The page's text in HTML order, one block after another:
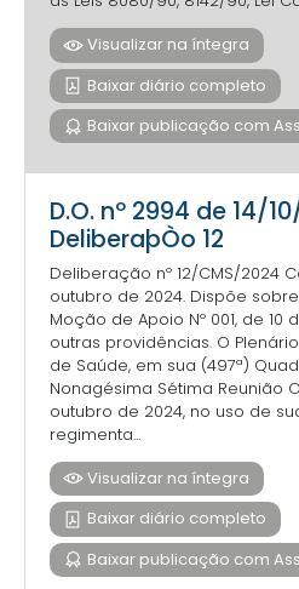
Visualizar na íntegra
Baixar diário completo
Baixar publicação com
D.O. nº 2994 de 14/
DeliberaþÒo 12
Deliberação nº 12/CMS/2024
outubro de 2024. Dispõe
Moção de Apoio Nº 001, de
outras providências. O
de Saúde, em sua (497ª)
Nonagésima Sétima Reunião
outubro de 2024, no uso de
regimenta...
Visualizar na íntegra
Baixar diário completo
Baixar publicação com